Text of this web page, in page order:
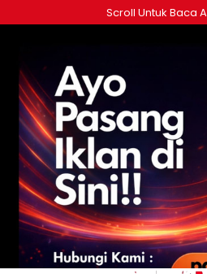
ke
Scroll Untuk Baca